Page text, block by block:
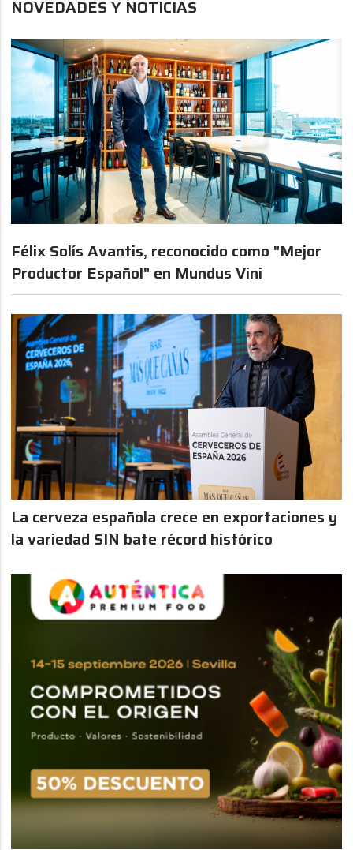
NOVEDADES Y NOTICIAS
Félix Solís Avantis, reconocido como "Mejor
Productor Español" en Mundus Vini
La cerveza española crece en exportaciones y
la variedad SIN bate récord histórico